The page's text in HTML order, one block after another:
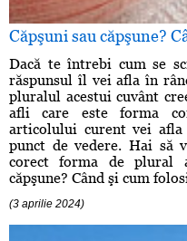
Căpşuni sau căpşune?
Dacă te întrebi cum se
răspunsul îl vei afla în
pluralul acestui cuvânt
afli care este forma
articolului curent vei
punct de vedere. Hai să
corect forma de plural
căpşune? Când şi cum
(3 aprilie 2024)